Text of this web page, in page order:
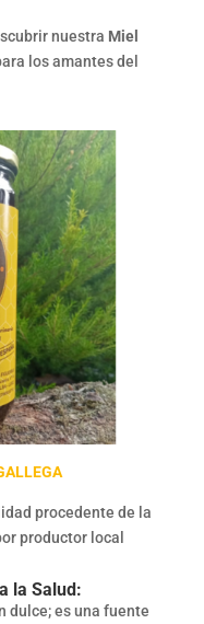
nuestra Miel
los amantes del
procedente de la
productor local
la Salud:
dulce; es una fuente